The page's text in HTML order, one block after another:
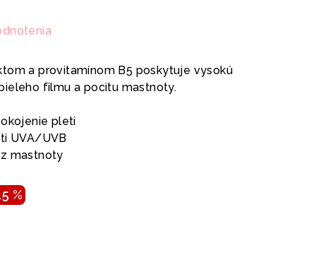
a provitamínom B5 poskytuje vysokú
bieleho filmu a pocitu mastnoty.
pleti
UVA/UVB
mastnoty
%